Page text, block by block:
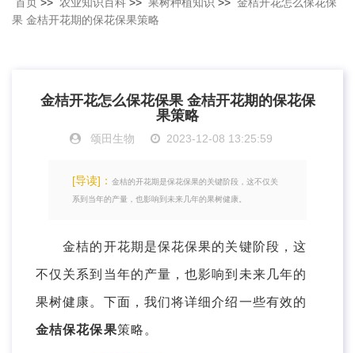
果 金桔开花期的保花保果策略
金桔开花怎么保花保果 金桔开花期的保花保
果策略
颂田生物 2023-12-08 13:25:59
[导读]： 金桔的开花期是保花保果的关键阶段，这不仅关
系到当年的产量，也影响到未来几年的果树健康。
金桔的开花期是保花保果的关键阶段，这
不仅关系到当年的产量，也影响到未来几年的
果树健康。下面，我们将详细介绍一些有效的
金桔保花保果策略。